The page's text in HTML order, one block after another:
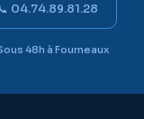
04.74.89.81.28
48h à Fourneaux